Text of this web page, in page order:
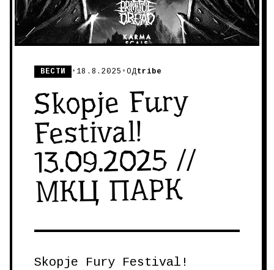
ВЕСТИ • 18.8.2025 •ОДtribe
Skopje Fury
Festival!
13.09.2025 //
МКЦ ПАРК
Skopje Fury Festival!